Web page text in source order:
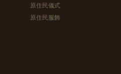
原住民儀式
原住民服飾